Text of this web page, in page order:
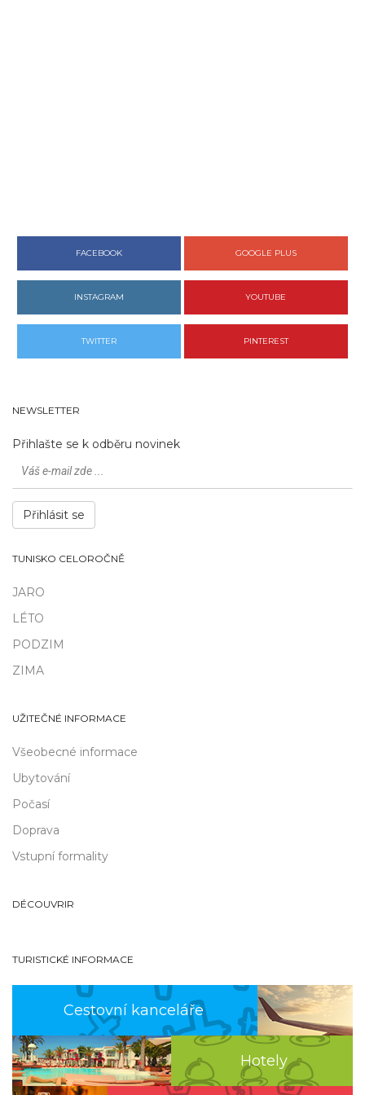
FACEBOOK GOOGLE PLUS
INSTAGRAM YOUTUBE
TWITTER PINTEREST
NEWSLETTER
Přihlašte se k odběru novinek
Přihlásit se
TUNISKO CELOROČNĚ
JARO
LÉTO
PODZIM
ZIMA
UŽITEČNÉ INFORMACE
Všeobecné informace
Ubytování
Počasí
Doprava
Vstupní formality
DÉCOUVRIR
TURISTICKÉ INFORMACE
Cestovní kanceláře
Hotely